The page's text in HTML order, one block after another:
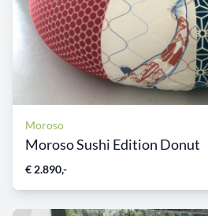
Moroso
Moroso Sushi Edition Donut
€ 2.890,-